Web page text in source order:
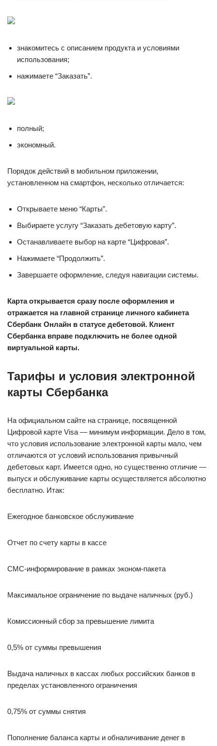
знакомитесь с описанием продукта и условиями
использования;
нажимаете “Заказать”.
полный;
экономный.
Порядок действий в мобильном приложении,
установленном на смартфон, несколько отличается:
Открываете меню “Карты”.
Выбираете услугу “Заказать дебетовую карту”.
Останавливаете выбор на карте “Цифровая”.
Нажимаете “Продолжить”.
Завершаете оформление, следуя навигации системы.
Карта открывается сразу после оформления и
отражается на главной странице личного кабинета
Сбербанк Онлайн в статусе дебетовой. Клиент
Сбербанка вправе подключить не более одной
виртуальной карты.
Тарифы и условия электронной
карты Сбербанка
На официальном сайте на странице, посвященной
Цифровой карте Visa — минимум информации. Дело в том,
что условия использование электронной карты мало, чем
отличаются от условий использования привычный
дебетовых карт. Имеется одно, но существенно отличие —
выпуск и обслуживание карты осуществляется абсолютно
бесплатно. Итак:
Ежегодное банковское обслуживание
Отчет по счету карты в кассе
СМС-информирование в рамках эконом-пакета
Максимальное ограничение по выдаче наличных (руб.)
Комиссионный сбор за превышение лимита
0,5% от суммы превышения
Выдача наличных в кассах любых российских банков в
пределах установленного ограничения
0,75% от суммы снятия
Пополнение баланса карты и обналичивание денег в